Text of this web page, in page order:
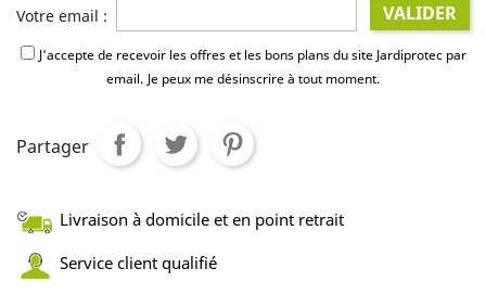
Votre email : VALIDER
J'accepte de recevoir les offres et les bons plans du site Jardiprotec par
email. Je peux me désinscrire à tout moment.
Partager
Livraison à domicile et en point retrait
Service client qualifié